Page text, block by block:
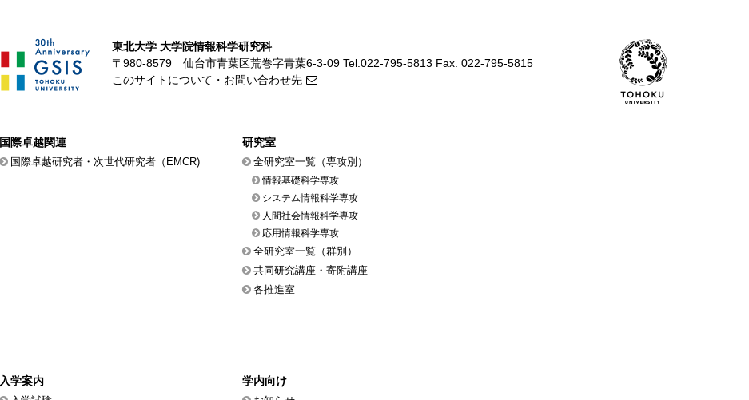
東北大学 大学院情報科学研究科
〒980-8579 仙台市青葉区荒巻字青葉6-3-09 Tel.022-795-5813 Fax. 022-795-5815
このサイトについて・お問い合わせ先
国際卓越関連
国際卓越研究者・次世代研究者（EMCR)
研究室
全研究室一覧（専攻別）
情報基礎科学専攻
システム情報科学専攻
人間社会情報科学専攻
応用情報科学専攻
全研究室一覧（群別）
共同研究講座・寄附講座
各推進室
入学案内 学内向け